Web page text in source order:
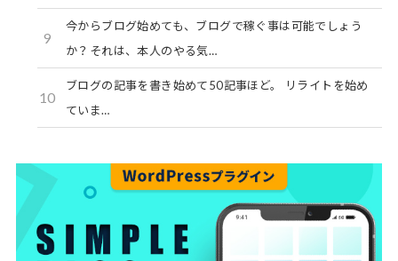
9
今からブログ始めても、ブログで稼ぐ事は可能でしょう
か？それは、本人のやる気…
10
ブログの記事を書き始めて50記事ほど。 リライトを始め
ていま…